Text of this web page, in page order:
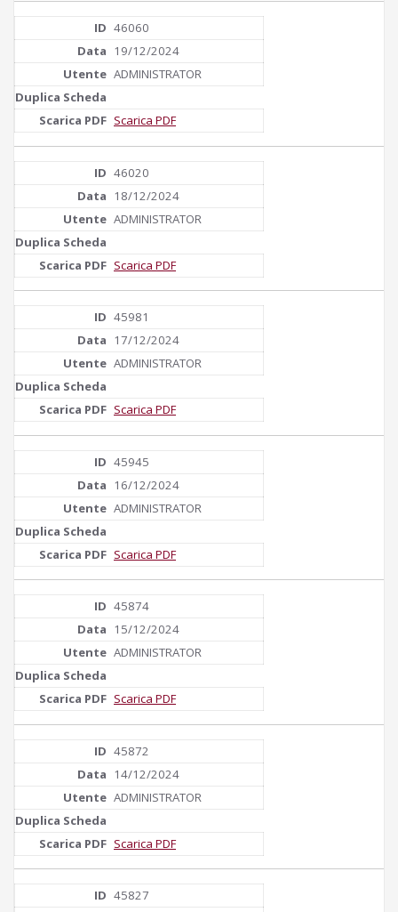
46060
19/12/2024
ADMINISTRATOR
Scarica PDF
46020
18/12/2024
ADMINISTRATOR
Scarica PDF
45981
17/12/2024
ADMINISTRATOR
Scarica PDF
45945
16/12/2024
ADMINISTRATOR
Scarica PDF
45874
15/12/2024
ADMINISTRATOR
Scarica PDF
45872
14/12/2024
ADMINISTRATOR
Scarica PDF
45827